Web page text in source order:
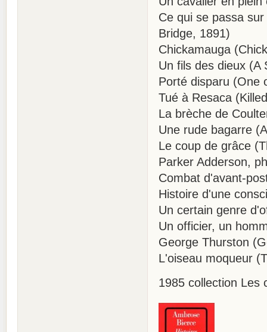
Ce qui se passa
Bridge, 1891)
Chickamauga
Un fils des dieux (A
Porté disparu (One
Tué à Resaca
La brèche de
Une rude bagarre
Le coup de grâce
Parker Adderson,
Combat d'avant-
Histoire d'une
Un certain genre
Un officier, un
George Thurston
L'oiseau moqueur
1985 collection Les